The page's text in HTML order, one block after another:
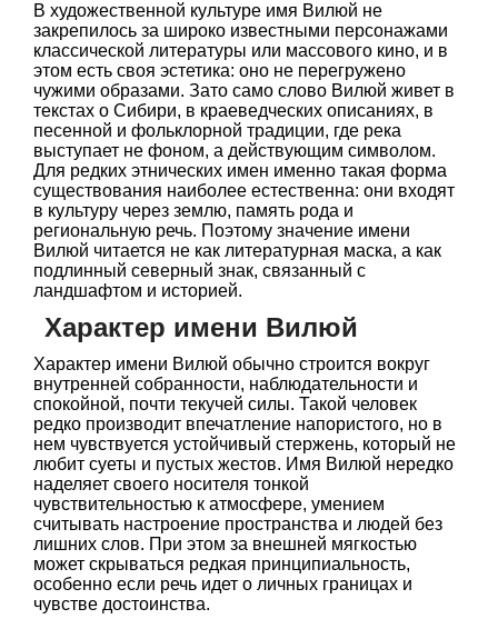
В художественной культуре имя Вилюй не
закрепилось за широко известными персонажами
классической литературы или массового кино, и в
этом есть своя эстетика: оно не перегружено
чужими образами. Зато само слово Вилюй живет в
текстах о Сибири, в краеведческих описаниях, в
песенной и фольклорной традиции, где река
выступает не фоном, а действующим символом.
Для редких этнических имен именно такая форма
существования наиболее естественна: они входят
в культуру через землю, память рода и
региональную речь. Поэтому значение имени
Вилюй читается не как литературная маска, а как
подлинный северный знак, связанный с
ландшафтом и историей.
Характер имени Вилюй
Характер имени Вилюй обычно строится вокруг
внутренней собранности, наблюдательности и
спокойной, почти текучей силы. Такой человек
редко производит впечатление напористого, но в
нем чувствуется устойчивый стержень, который не
любит суеты и пустых жестов. Имя Вилюй нередко
наделяет своего носителя тонкой
чувствительностью к атмосфере, умением
считывать настроение пространства и людей без
лишних слов. При этом за внешней мягкостью
может скрываться редкая принципиальность,
особенно если речь идет о личных границах и
чувстве достоинства.